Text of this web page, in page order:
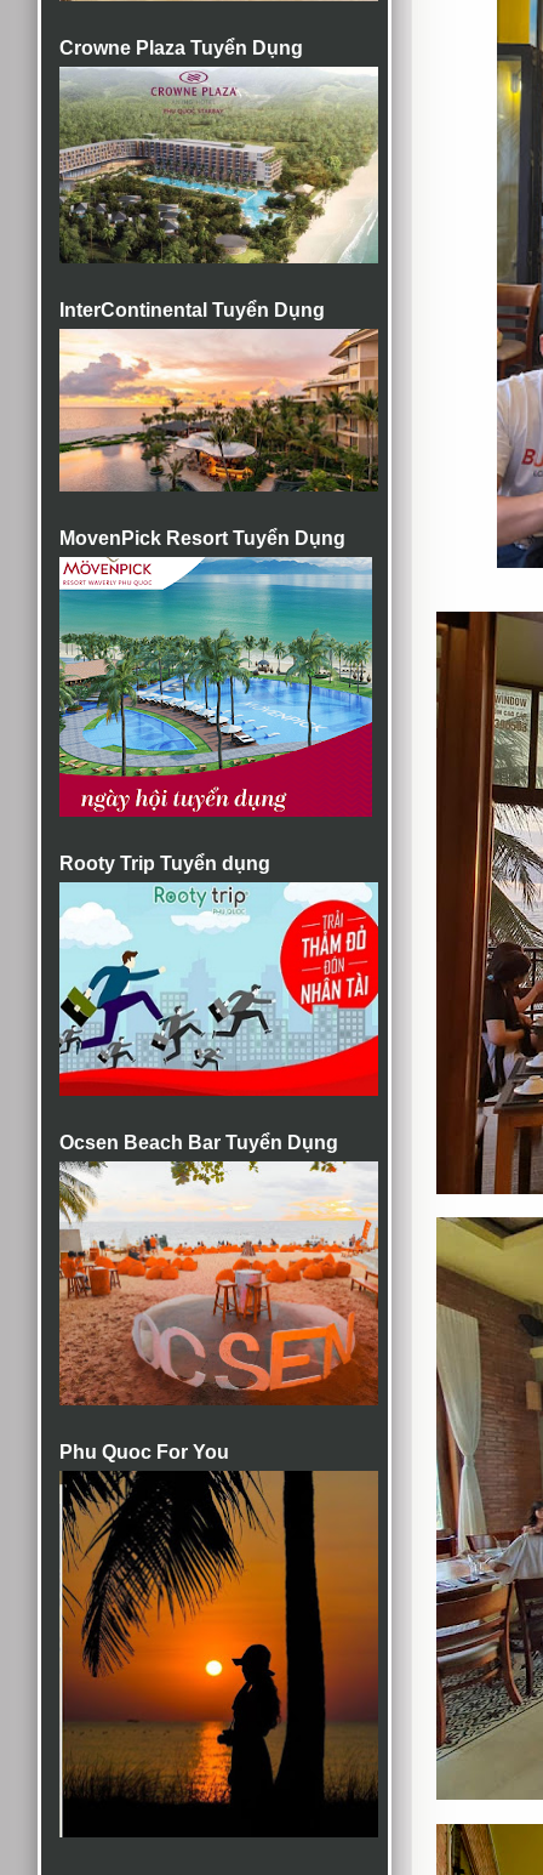
Crowne Plaza Tuyển Dụng
InterContinental Tuyển Dụng
MovenPick Resort Tuyển Dụng
Rooty Trip Tuyển dụng
Ocsen Beach Bar Tuyển Dụng
Phu Quoc For You